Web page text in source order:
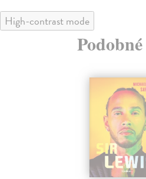
High-contrast mode